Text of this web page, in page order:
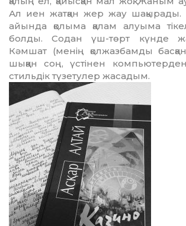
Ал иен жат­қан жер жау шақырады.
айын­да қолыма қалам алуыма
болды. Содан үш-төрт күнде
Кәмшат (менің қолжаз­бамды
шыққан соң, үстінен
стильдік түзетулер жасадым.